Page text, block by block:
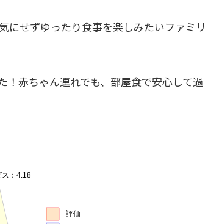
にせずゆったり食事を楽しみたいファミリ
！赤ちゃん連れでも、部屋食で安心して過
ス：4.18
評価